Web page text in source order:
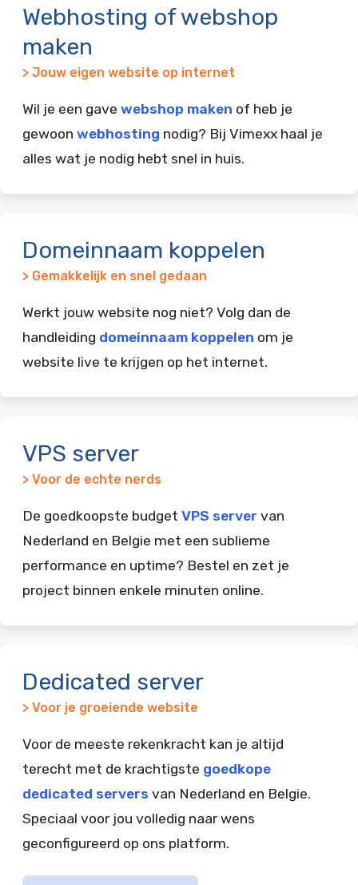
Webhosting of webshop
maken
> Jouw eigen website op internet
Wil je een gave webshop maken of heb je
gewoon webhosting nodig? Bij Vimexx haal je
alles wat je nodig hebt snel in huis.
Domeinnaam koppelen
> Gemakkelijk en snel gedaan
Werkt jouw website nog niet? Volg dan de
handleiding domeinnaam koppelen om je
website live te krijgen op het internet.
VPS server
> Voor de echte nerds
De goedkoopste budget VPS server van
Nederland en Belgie met een sublieme
performance en uptime? Bestel en zet je
project binnen enkele minuten online.
Dedicated server
> Voor je groeiende website
Voor de meeste rekenkracht kan je altijd
terecht met de krachtigste goedkope
dedicated servers van Nederland en Belgie.
Speciaal voor jou volledig naar wens
geconfigureerd op ons platform.